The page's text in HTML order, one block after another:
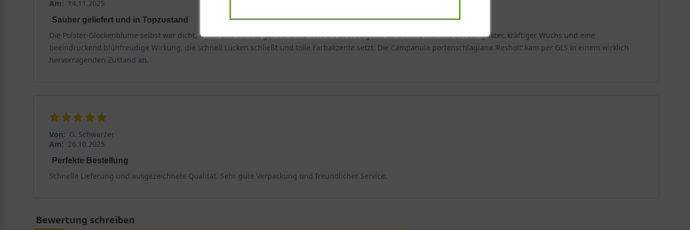
wertvollsten Polster-Glockenblumen für den Steingarten etabliert und begeistert mit ihrem kompakten, flächendeckenden Wuchs und den üppigen Blüten.
Die Sorte 'Resholt' wächst teppichartig und polsterbildend und erreicht eine Höhe von etwa 10 bis 15 Zentimetern. Sie bildet dichte, immergrüne Kissen aus kleinen, runden
Blättern, die auch im Winter das Beet beleben. Die Ausbreitung erfolgt über kurze Ausläufer, die sich schnell und leicht eindämmen lassen, sodass die Pflanze gezielt Flächen
Herkunft und Winterhärte
Die Wildform der Campanula portenschlagiana ist in den kroatischen Dinariden beheimatet, wo sie an sonnigen, felsigen Hängen wächst. Diese Herkunft verleiht ihr eine
außergewöhnliche Robustheit. Die Sorte 'Resholt' ist der Winterhärtezone Z4 zugeordnet und übersteht Temperaturen bis zu -34,4 °C ohne Schaden. Damit ist sie auch in den
Standort und Boden
Am: 14.11.2025
Sauber geliefert und in Topzustand
Die Polster-Glockenblume selbst war dicht, frisch und bereits gut durchwurzelt. Im Beet zeigt sie sofort ihre Stärken: ein kompakter, kräftiger Wuchs und eine
beeindruckend blühfreudige Wirkung, die schnell Lücken schließt und tolle Farbakzente setzt. Die Campanula portenschlagiana ‘Resholt’ kam per GLS in einem wirklich
hervorragenden Zustand an.
Von: G. Schwarzer
Am: 26.10.2025
Perfekte Bestellung
Schnelle Lieferung und ausgezeichnete Qualität. Sehr gute Verpackung und freundlicher Service.
Bewertung schreiben